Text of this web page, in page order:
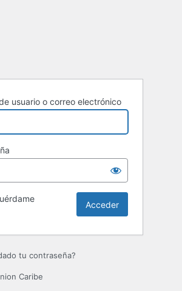
usuario o correo electrónico
tu contraseña?
Caribe